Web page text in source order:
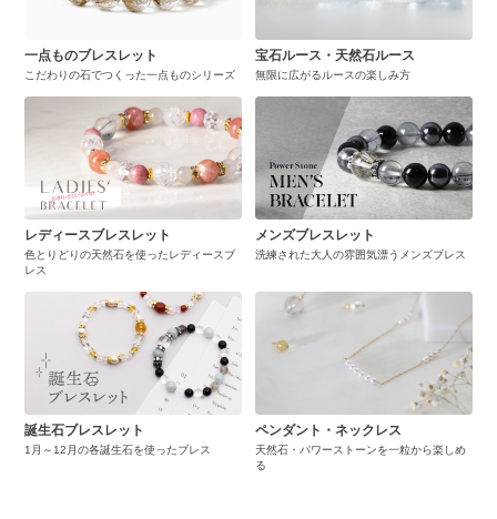
一点ものブレスレット
こだわりの石でつくった一点ものシリーズ
宝石ルース・天然石ルース
無限に広がるルースの楽しみ方
レディースブレスレット
色とりどりの天然石を使ったレディースブ
レス
メンズブレスレット
洗練された大人の雰囲気漂うメンズブレス
誕生石ブレスレット
1月～12月の各誕生石を使ったブレス
ペンダント・ネックレス
天然石・パワーストーンを一粒から楽しめ
る